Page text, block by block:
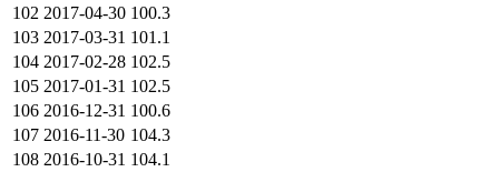
102 2017-04-30 100.3
103 2017-03-31 101.1
104 2017-02-28 102.5
105 2017-01-31 102.5
106 2016-12-31 100.6
107 2016-11-30 104.3
108 2016-10-31 104.1